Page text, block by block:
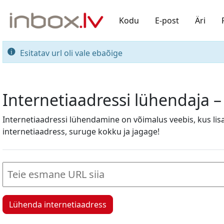
Kodu E-post Äri
Esitatav url oli vale ebaõige
Internetiaadressi lühendaja
Internetiaadressi lühendamine on võimalus veebis, kus
internetiaadress, suruge kokku ja jagage!
Lühenda internetiaadress